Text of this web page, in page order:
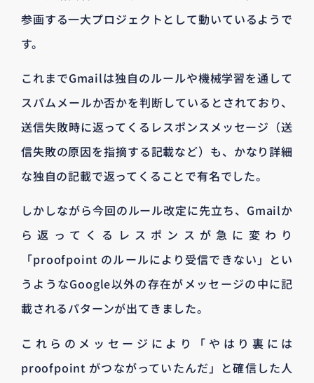
参画する一大プロジェクトとして動いているようで
す。
これまでGmailは独自のルールや機械学習を通して
スパムメールか否かを判断しているとされており、
送信失敗時に返ってくるレスポンスメッセージ（送
信失敗の原因を指摘する記載など）も、かなり詳細
な独自の記載で返ってくることで有名でした。
しかしながら今回のルール改定に先立ち、Gmailか
ら返ってくるレスポンスが急に変わり
「proofpoint のルールにより受信できない」とい
うようなGoogle以外の存在がメッセージの中に記
載されるパターンが出てきました。
これらのメッセージにより「やはり裏には
proofpoint がつながっていたんだ」と確信した人